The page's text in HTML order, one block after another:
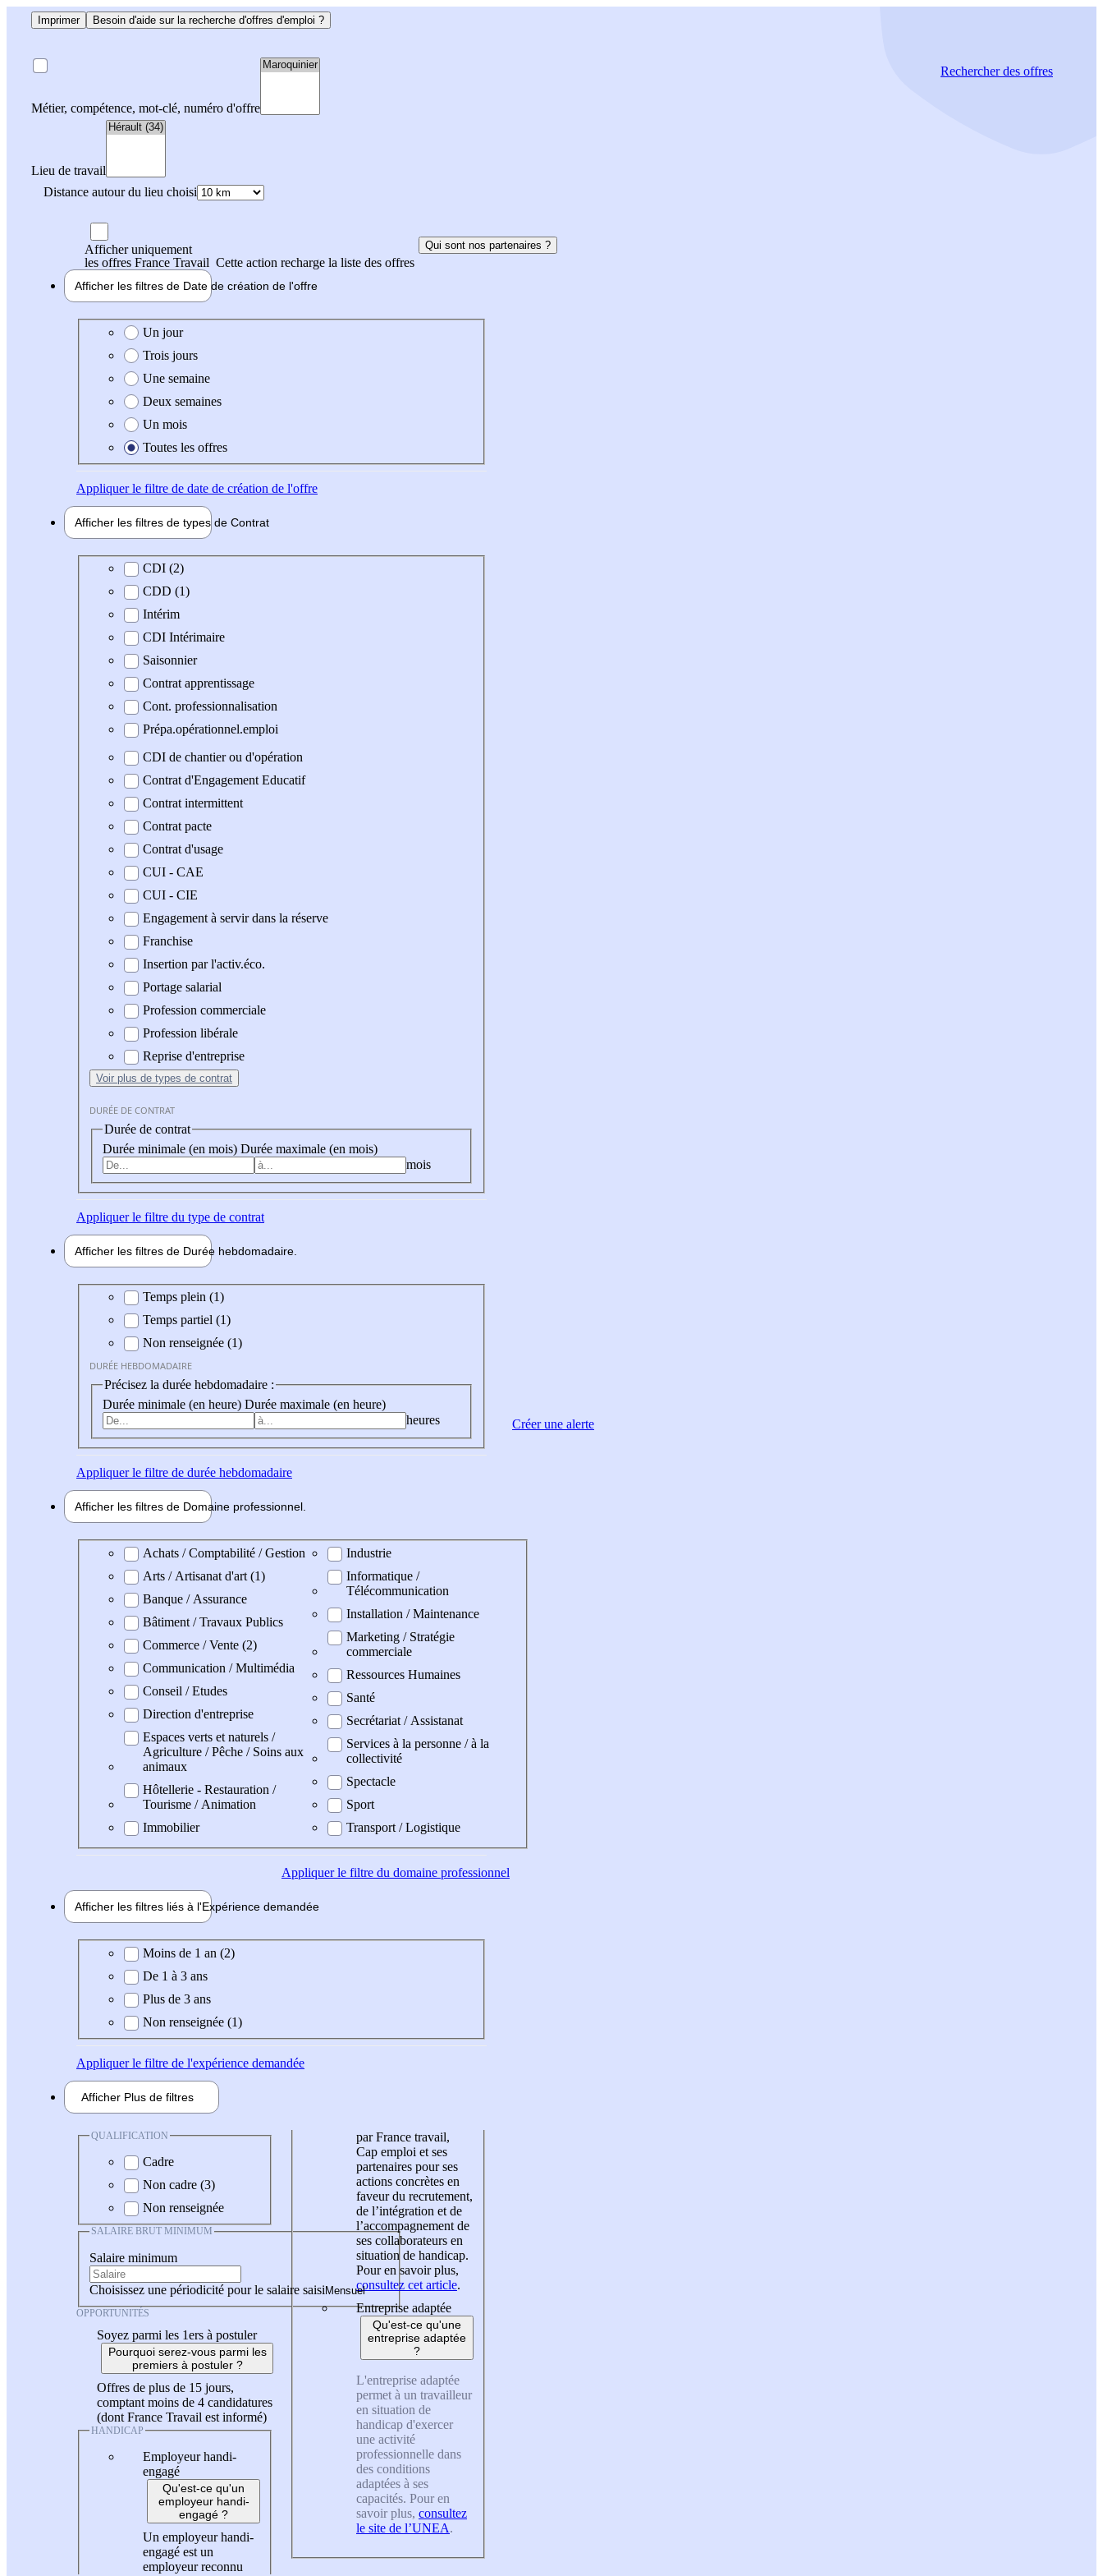
Imprimer Besoin d'aide sur la recherche d'offres d'emploi ?
Métier, compétence, mot-clé, numéro d'offre
Lieu de travail
Distance autour du lieu choisi
Rechercherdes offres
Afficher uniquement
les offres France Travail Cette action recharge la liste des offres
Qui sont nos partenaires ?
Afficher les filtres de Date de création de l'offre
Date de création de l'offre
Un jour
Trois jours
Une semaine
Deux semaines
Un mois
Toutes les offres
Appliquerle filtre de date de création de l'offre
Afficher les filtres de types de Contrat
Type de contrat
CDI (2)
CDD (1)
Intérim
CDI Intérimaire
Saisonnier
Contrat apprentissage
Cont. professionnalisation
Prépa.opérationnel.emploi
CDI de chantier ou d'opération
Contrat d'Engagement Educatif
Contrat intermittent
Contrat pacte
Contrat d'usage
CUI - CAE
CUI - CIE
Engagement à servir dans la réserve
Franchise
Insertion par l'activ.éco.
Portage salarial
Profession commerciale
Profession libérale
Reprise d'entreprise
Voir plus de types de contrat
DURÉE DE CONTRAT
Durée de contrat
Durée minimale (en mois) Durée maximale (en mois)
mois
Appliquerle filtre du type de contrat
Afficher les filtres de Durée hebdomadaire
Durée hebdomadaire
Temps plein (1)
Temps partiel (1)
Non renseignée (1)
DURÉE HEBDOMADAIRE
Précisez la durée hebdomadaire :
Durée minimale (en heure) Durée maximale (en heure)
heures
Appliquerle filtre de durée hebdomadaire
Afficher les filtres de Domaine professionnel
Domaine professionel
Achats / Comptabilité / Gestion
Arts / Artisanat d'art (1)
Banque / Assurance
Bâtiment / Travaux Publics
Commerce / Vente (2)
Communication / Multimédia
Conseil / Etudes
Direction d'entreprise
Espaces verts et naturels /
Agriculture / Pêche / Soins aux
animaux
Hôtellerie - Restauration /
Tourisme / Animation
Immobilier
Industrie
Informatique /
Télécommunication
Installation / Maintenance
Marketing / Stratégie
commerciale
Ressources Humaines
Santé
Secrétariat / Assistanat
Services à la personne / à la
collectivité
Spectacle
Sport
Transport / Logistique
Appliquerle filtre du domaine professionnel
Afficher les filtres liés à l'Expérience demandée
Expérience demandée
Moins de 1 an (2)
De 1 à 3 ans
Plus de 3 ans
Non renseignée (1)
Appliquerle filtre de l'expérience demandée
Afficher Plus de filtres
QUALIFICATION
Cadre
Non cadre (3)
Non renseignée
SALAIRE BRUT MINIMUM
Salaire minimum
Choisissez une périodicité pour le salaire saisi
OPPORTUNITÉS
Soyez parmi les 1ers à postuler
Pourquoi serez-vous parmi les
premiers à postuler ?
Offres de plus de 15 jours,
comptant moins de 4 candidatures
(dont France Travail est informé)
HANDICAP
Employeur handi-
engagé
Qu'est-ce qu'un
employeur handi-
engagé ?
Un employeur handi-
engagé est un
employeur reconnu
par France travail,
Cap emploi et ses
partenaires pour ses
actions concrètes en
faveur du recrutement,
de l’intégration et de
l’accompagnement de
ses collaborateurs en
situation de handicap.
Pour en savoir plus,
consultez cet article.
Entreprise adaptée
Qu'est-ce qu'une
entreprise adaptée
?
L'entreprise adaptée
permet à un travailleur
en situation de
handicap d'exercer
une activité
professionnelle dans
des conditions
adaptées à ses
capacités. Pour en
savoir plus, consultez
le site de l’UNEA.
Créer une alerte